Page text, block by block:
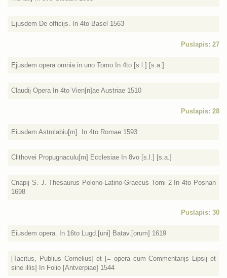
Ejusdem De officijs. In 4to Basel 1563
Puslapis: 27
Ejusdem opera omnia in uno Tomo In 4to [s.l.] [s.a.]
Claudij Opera In 4to Vien[n]ae Austriae 1510
Puslapis: 28
Eiusdem Astrolabiu[m]. In 4to Romae 1593
Clithovei Propugnaculu[m] Ecclesiae In 8vo [s.l.] [s.a.]
Cnapij S. J. Thesaurus Polono-Latino-Graecus Tomi 2 In 4to Posnan
1698
Puslapis: 30
Eiusdem opera. In 16to Lugd.[uni] Batav.[orum] 1619
[Tacitus, Publius Cornelius] et [= opera cum Commentarijs Lipsij et
sine illis] In Folio [Antverpiae] 1544